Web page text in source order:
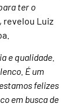
ter o
revelou Luiz
e qualidade.
É um
felizes
em busca de